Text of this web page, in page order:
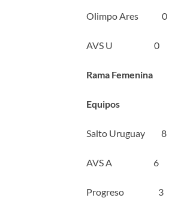
Olimpo Ares 0
AVS U 0
Rama Femenina
Equipos
Salto Uruguay 8
AVS A 6
Progreso 3